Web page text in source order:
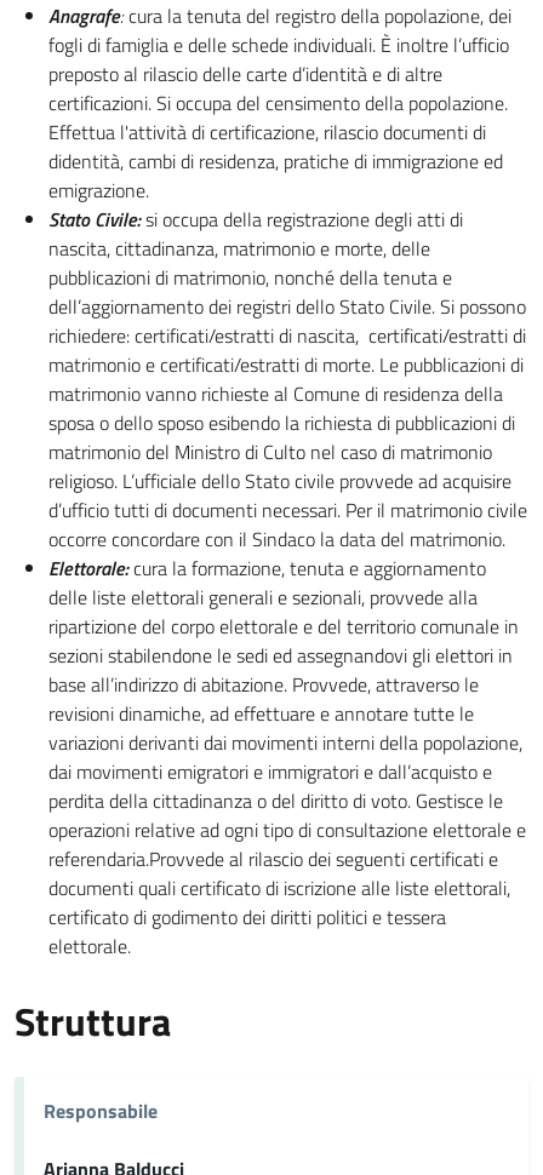
Anagrafe:cura la tenuta del registro della popolazione, dei
fogli di famiglia e delle schede individuali. È inoltre l’ufficio
preposto al rilascio delle carte d’identità e di altre
certificazioni. Si occupa del censimento della popolazione.
Effettua l'attività di certificazione, rilascio documenti di
didentità, cambi di residenza, pratiche di immigrazione ed
emigrazione.
Stato Civile:si occupa della registrazione degli atti di
nascita, cittadinanza, matrimonio e morte, delle
pubblicazioni di matrimonio, nonché della tenuta e
dell’aggiornamento dei registri dello Stato Civile. Si possono
richiedere: certificati/estratti di nascita, certificati/estratti di
matrimonio e certificati/estratti di morte. Le pubblicazioni di
matrimonio vanno richieste al Comune di residenza della
sposa o dello sposo esibendo la richiesta di pubblicazioni di
matrimonio del Ministro di Culto nel caso di matrimonio
religioso. L’ufficiale dello Stato civile provvede ad acquisire
d’ufficio tutti di documenti necessari. Per il matrimonio civile
occorre concordare con il Sindaco la data del matrimonio.
Elettorale:cura la formazione, tenuta e aggiornamento
delle liste elettorali generali e sezionali, provvede alla
ripartizione del corpo elettorale e del territorio comunale in
sezioni stabilendone le sedi ed assegnandovi gli elettori in
base all’indirizzo di abitazione. Provvede, attraverso le
revisioni dinamiche, ad effettuare e annotare tutte le
variazioni derivanti dai movimenti interni della popolazione,
dai movimenti emigratori e immigratori e dall’acquisto e
perdita della cittadinanza o del diritto di voto. Gestisce le
operazioni relative ad ogni tipo di consultazione elettorale e
referendaria.Provvede al rilascio dei seguenti certificati e
documenti quali certificato di iscrizione alle liste elettorali,
certificato di godimento dei diritti politici e tessera
elettorale.
Struttura
Responsabile
Arianna Balducci